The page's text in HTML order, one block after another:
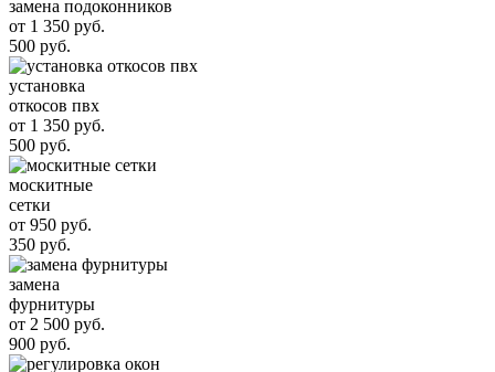
замена подоконников
от 1 350 руб.
500 руб.
установка
откосов пвх
от 1 350 руб.
500 руб.
москитные
сетки
от 950 руб.
350 руб.
замена
фурнитуры
от 2 500 руб.
900 руб.